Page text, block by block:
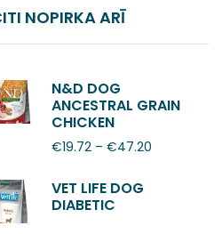
NOPIRKA ARĪ
N&D DOG
ANCESTRAL GRAIN
CHICKEN
POMEGRANATE
ADULT MINI
€19.72 – €47.20
VET LIFE DOG
DIABETIC